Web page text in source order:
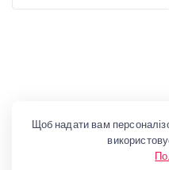
Щоб надати вам